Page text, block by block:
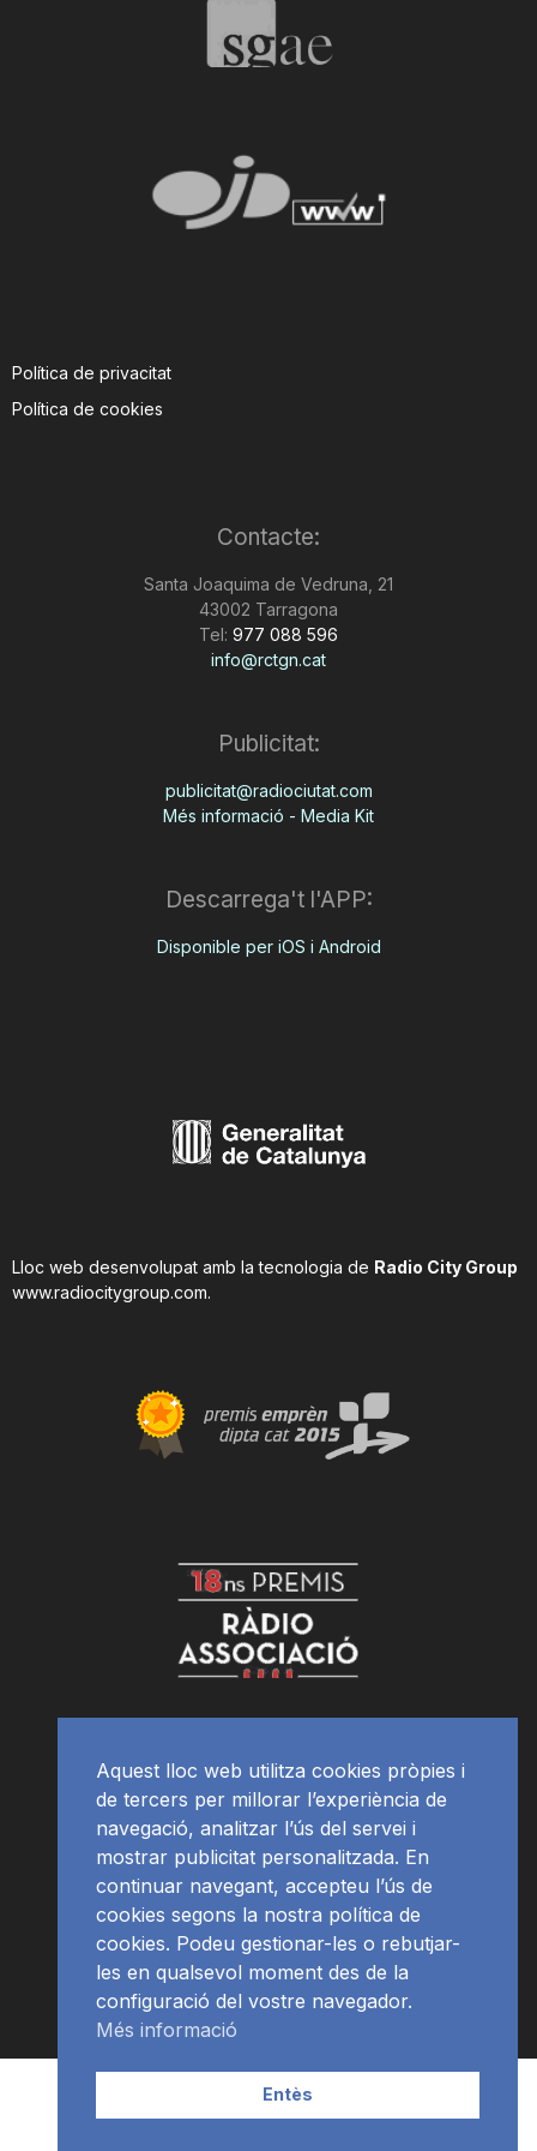
g
Política de privacitat
Política de cookies
Contacte:
Santa Joaquima de Vedruna, 21
43002 Tarragona
Tel: 977 088 596
info@rctgn.cat
Publicitat:
publicitat@radiociutat.com
Més informació - Media Kit
Descarrega't l'APP:
Disponible per iOS i Android
Lloc web desenvolupat amb la tecnologia de Radio City Group
www.radiocitygroup.com.
APP Programació
Aquest lloc web utilitza cookies pròpies i
de tercers per millorar l’experiència de
navegació, analitzar l’ús del servei i
mostrar publicitat personalitzada. En
continuar navegant, accepteu l’ús de
cookies segons la nostra política de
cookies. Podeu gestionar-les o rebutjar-
les en qualsevol moment des de la
configuració del vostre navegador.
Més informació
Entès